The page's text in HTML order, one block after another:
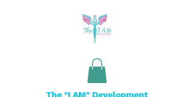
The "I AM" Development